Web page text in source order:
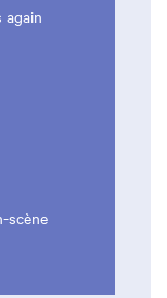
again
scène